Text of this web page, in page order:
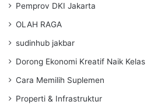
Pemprov DKI Jakarta
OLAH RAGA
sudinhub jakbar
Dorong Ekonomi Kreatif Naik Kelas
Cara Memilih Suplemen
Properti & Infrastruktur